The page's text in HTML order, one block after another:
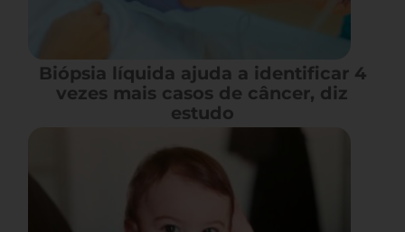
Biópsia líquida ajuda a identificar 4
vezes mais casos de câncer, diz
estudo